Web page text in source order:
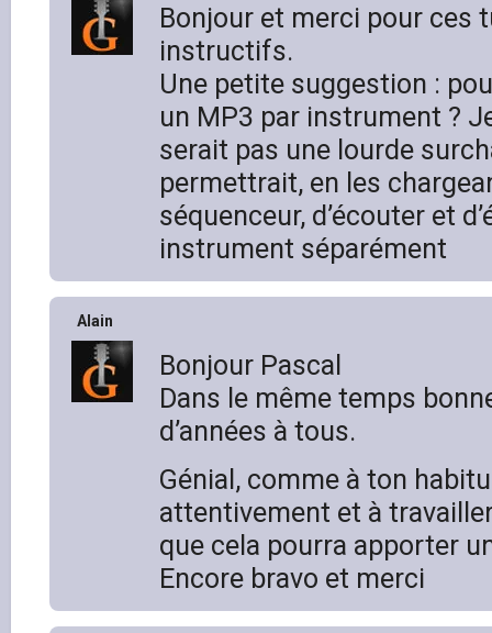
Bonjour et merci pour ces
instructifs.
Une petite suggestion :
un MP3 par instrument ?
serait pas une lourde
permettrait, en les
séquenceur, d’écouter et
instrument séparément
Alain
Bonjour Pascal
Dans le même temps
d’années à tous.
Génial, comme à ton
attentivement et à
que cela pourra apporter
Encore bravo et merci